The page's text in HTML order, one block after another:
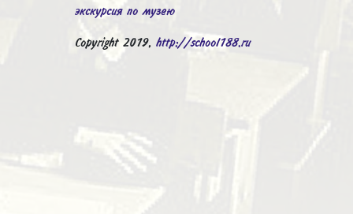
экскурсия по музею
Copyright 2019, http://school188.ru